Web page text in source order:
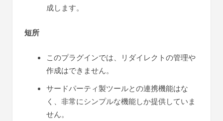
成します。
短所
このプラグインでは、リダイレクトの管理や
作成はできません。
サードパーティ製ツールとの連携機能はな
く、非常にシンプルな機能しか提供していま
せん。